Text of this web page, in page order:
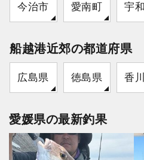
今治市 愛南町 宇
船越港近郊の都道府県
広島県 徳島県 香
愛媛県の最新釣果